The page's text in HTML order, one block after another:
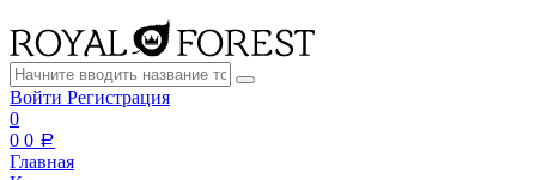
Войти Регистрация
0
0 0 a
Главная